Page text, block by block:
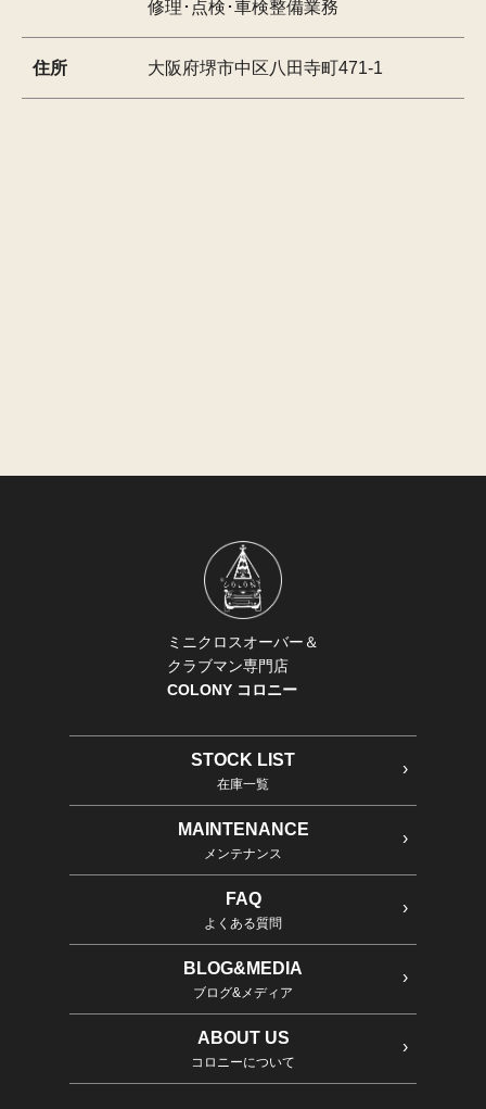
修理･点検･車検整備業務
住所 大阪府堺市中区八田寺町471-1
ミニクロスオーバー＆
クラブマン専門店
COLONY コロニー
STOCK LIST
在庫一覧
MAINTENANCE
メンテナンス
FAQ
よくある質問
BLOG&MEDIA
ブログ&メディア
ABOUT US
コロニーについて